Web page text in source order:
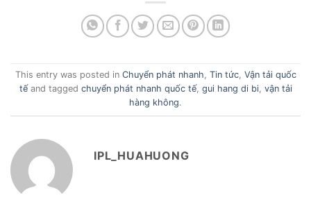
This entry was posted in Chuyển phát nhanh, Tin tức, Vận tải quốc
tếand tagged chuyển phát nhanh quốc tế, gui hang di bi, vận tải
hàng không.
IPL_HUAHUONG